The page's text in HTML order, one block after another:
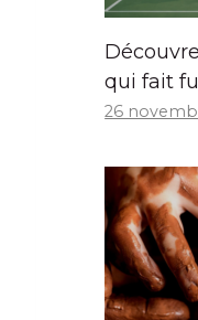
qui fait
26